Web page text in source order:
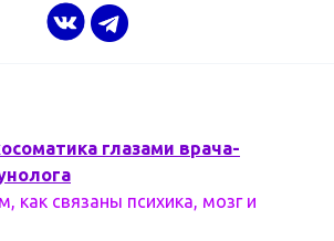
глазами врача-
как связаны психика, мозг и